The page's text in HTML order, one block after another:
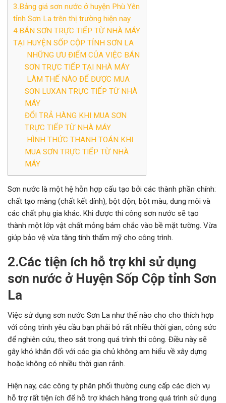
3.Bảng giá sơn nước ở huyện Phù Yên
tỉnh Sơn La trên thị trường hiện nay
4.BÁN SƠN TRỰC TIẾP TỪ NHÀ MÁY
TẠI HUYỆN SỐP CỘP TỈNH SƠN LA
NHỮNG ƯU ĐIỂM CỦA VIỆC BÁN
SƠN TRỰC TIẾP TẠI NHÀ MÁY
LÀM THẾ NÀO ĐỂ ĐƯỢC MUA
SƠN LUXAN TRỰC TIẾP TỪ NHÀ
MÁY
ĐỔI TRẢ HÀNG KHI MUA SƠN
TRỰC TIẾP TỪ NHÀ MÁY
HÌNH THỨC THANH TOÁN KHI
MUA SƠN TRỰC TIẾP TỪ NHÀ
MÁY
Sơn nước là một hệ hỗn hợp cấu tạo bởi các thành phần chính:
chất tạo màng (chất kết dính), bột độn, bột màu, dung môi và
các chất phụ gia khác. Khi được thi công sơn nước sẽ tạo
thành một lớp vật chất mỏng bám chắc vào bề mặt tường. Vừa
giúp bảo vệ vừa tăng tính thẩm mỹ cho công trình.
2.Các tiện ích hỗ trợ khi sử dụng
sơn nước ở Huyện Sốp Cộp tỉnh Sơn
La
Việc sử dụng sơn nước Sơn La như thế nào cho cho thích hợp
với công trình yêu cầu bạn phải bỏ rất nhiều thời gian, công sức
để nghiên cứu, theo sát trong quá trình thi công. Điều này sẽ
gây khó khăn đối với các gia chủ không am hiểu về xây dựng
hoặc không có nhiều thời gian rảnh.
Hiện nay, các công ty phân phối thường cung cấp các dịch vụ
hỗ trợ rất tiện ích để hỗ trợ khách hàng trong quá trình sử dụng